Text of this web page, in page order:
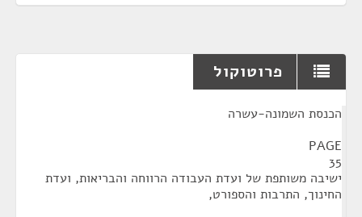
פרוטוקול
הכנסת השמונה-עשרה
PAGE
35
ישיבה משותפת של ועדת העבודה הרווחה והבריאות, ועדת
החינוך, התרבות והספורט,